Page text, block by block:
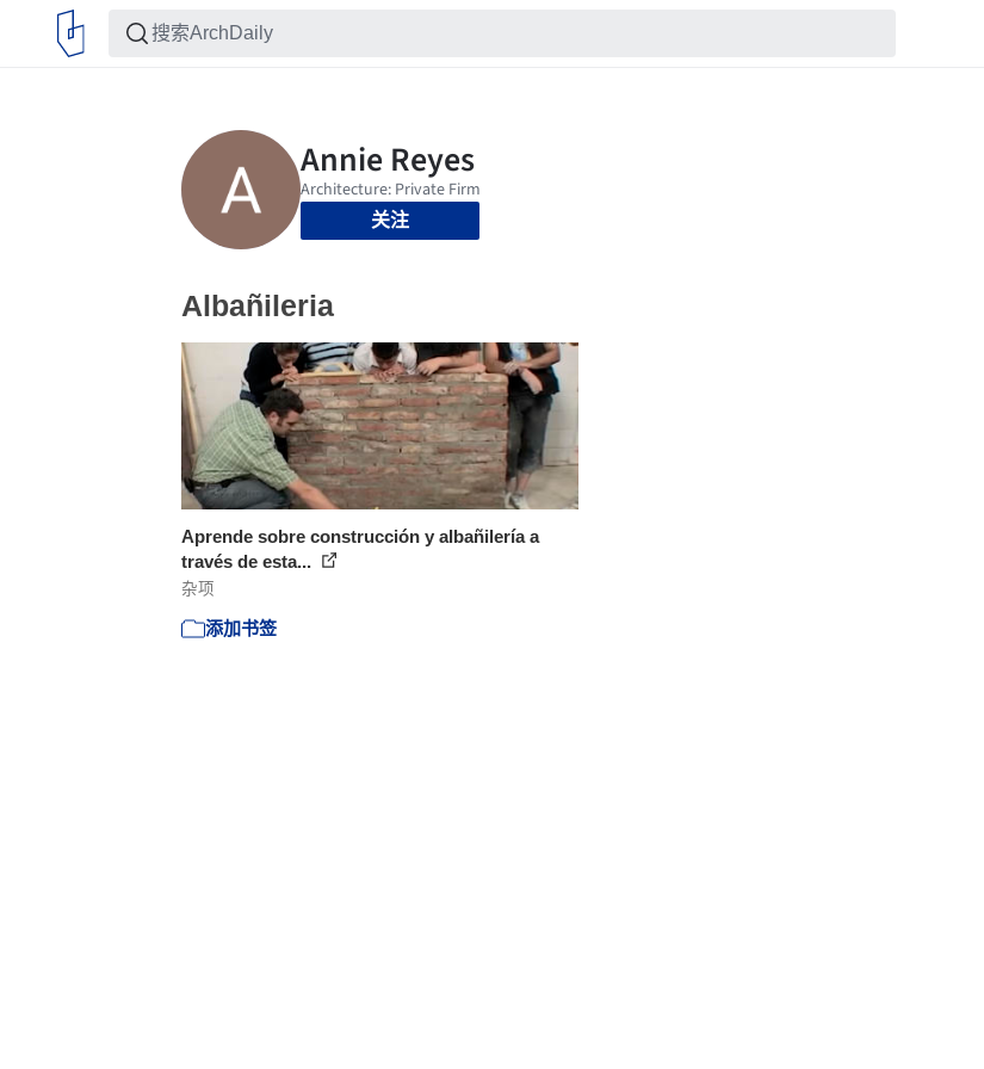
关注
Albañileria
Aprende sobre construcción y albañilería a
través de esta...
杂项
添加书签